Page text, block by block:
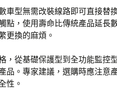
車型無需改裝線路即可直接替
點，使用壽命比傳統產品延長
更換的麻煩。
，從基礎保護型到全功能監控
品。專家建議，選購時應注意
性。